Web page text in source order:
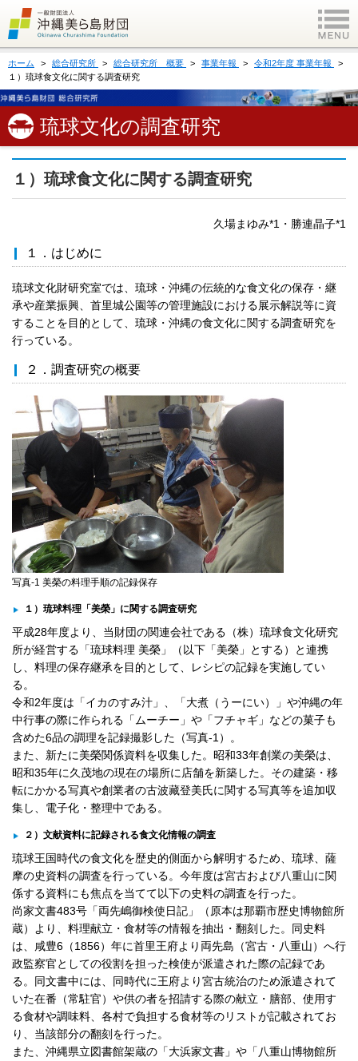
ホーム 総合研究所 総合研究所 概要 事業年報
令和2年度 事業年報
１）琉球食文化に関する調査研究
琉球文化の調査研究
１）琉球食文化に関する調査研究
久場まゆみ*1・勝連晶子*1
１．はじめに
琉球文化財研究室では、琉球・沖縄の伝統的な食文化の保存・継
承や産業振興、首里城公園等の管理施設における展示解説等に資
することを目的として、琉球・沖縄の食文化に関する調査研究を
行っている。
２．調査研究の概要
写真-1 美榮の料理手順の記録保存
１）琉球料理「美榮」に関する調査研究
平成28年度より、当財団の関連会社である（株）琉球食文化研究
所が経営する「琉球料理 美榮」（以下「美榮」とする）と連携
し、料理の保存継承を目的として、レシピの記録を実施してい
る。
令和2年度は「イカのすみ汁」、「大煮（うーにい）」や沖縄の年
中行事の際に作られる「ムーチー」や「フチャギ」などの菓子も
含めた6品の調理を記録撮影した（写真-1）。
また、新たに美榮関係資料を収集した。昭和33年創業の美榮は、
昭和35年に久茂地の現在の場所に店舗を新築した。その建築・移
転にかかる写真や創業者の古波藏登美氏に関する写真等を追加収
集し、電子化・整理中である。
２）文献資料に記録される食文化情報の調査
琉球王国時代の食文化を歴史的側面から解明するため、琉球、薩
摩の史資料の調査を行っている。今年度は宮古および八重山に関
係する資料にも焦点を当てて以下の史料の調査を行った。
尚家文書483号「両先嶋御検使日記」（原本は那覇市歴史博物館所
蔵）より、料理献立・食材等の情報を抽出・翻刻した。同史料
は、咸豊6（1856）年に首里王府より両先島（宮古・八重山）へ行
政監察官としての役割を担った検使が派遣された際の記録であ
る。同文書中には、同時代に王府より宮古統治のため派遣されて
いた在番（常駐官）や供の者を招請する際の献立・膳部、使用す
る食材や調味料、各村で負担する食材等のリストが記載されてお
り、当該部分の翻刻を行った。
また、沖縄県立図書館架蔵の「大浜家文書」や「八重山博物館所